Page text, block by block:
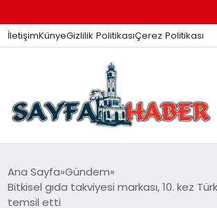
İletişimKünyeGizlilik PolitikasıÇerez Politikası
ANA SAYFA
Ana Sayfa Gündem
Bitkisel gıda takviyesi markası, 10. kez
temsil etti